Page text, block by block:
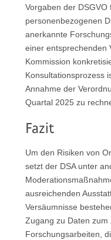
Vorgaben der
personenbezogenen
anerkannte
einer entsprechenden
Kommission
Konsultationsprozess
Annahme der
Quartal 2025 zu
Fazit
Um den Risiken von
setzt der DSA unter
ausreichenden
Versäumnisse
Zugang zu Daten
Forschungsarbeiten,